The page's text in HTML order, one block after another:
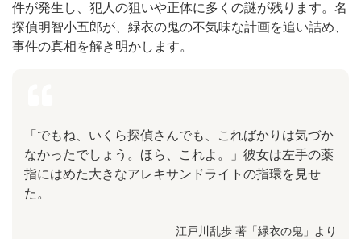
件が発生し、犯人の狙いや正体に多くの謎が残ります。名
探偵明智小五郎が、緑衣の鬼の不気味な計画を追い詰め、
事件の真相を解き明かします。
「でもね、いくら探偵さんでも、こればかりは気づか
なかったでしょう。ほら、これよ。」彼女は左手の薬
指にはめた大きなアレキサンドライトの指環を見せ
た。
江戸川乱歩 著「緑衣の鬼」より